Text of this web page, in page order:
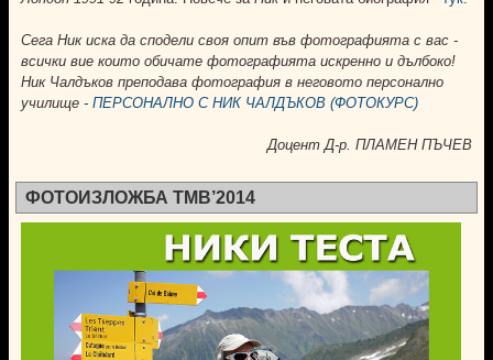
Сега Никиска да сподели своя опит във фотографията с вас -
всички вие които обичате фотографията искренно и дълбоко!
Ник Чалдъков преподава фотография в неговото персонално
училище - ПЕРСОНАЛНО С НИК ЧАЛДЪКОВ (ФОТОКУРС)
Доцент Д-р. ПЛАМЕН ПЪЧЕВ
ФОТОИЗЛОЖБА TMB’2014